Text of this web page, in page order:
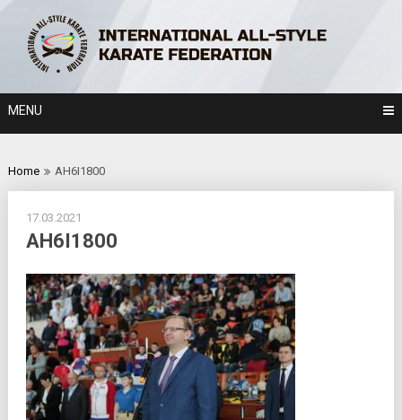
content
MENU
Home AH6I1800
17.03.2021
AH6I1800